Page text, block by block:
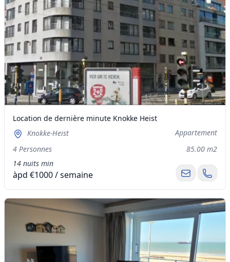
Location de dernière minute Knokke Heist
Knokke-Heist
Appartement
4 Personnes
85.00 m2
14 nuits min
àpd €1000 / semaine